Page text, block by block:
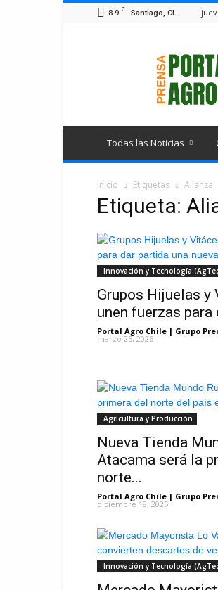
8.9 C Santiago, CL
Todas las Noticias
Inicio Etiquetas Alianza
Etiqueta:
Innovación y Tecnología
Grupos Hijuelas y
unen fuerzas para
Portal Agro Chile | Grupo
marzo 25, 2026
Agricultura y Producción
Nueva Tienda
Atacama será la
norte...
Portal Agro Chile | Grupo
diciembre 18, 2025
Innovación y Tecnología